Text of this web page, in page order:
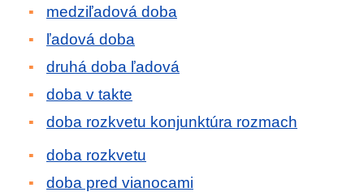
medziľadová doba
ľadová doba
druhá doba ľadová
doba v takte
doba rozkvetu konjunktúra rozmach
doba rozkvetu
doba pred vianocami